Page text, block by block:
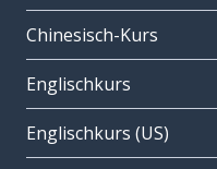
Chinesisch-Kurs
Englischkurs
Englischkurs (US)